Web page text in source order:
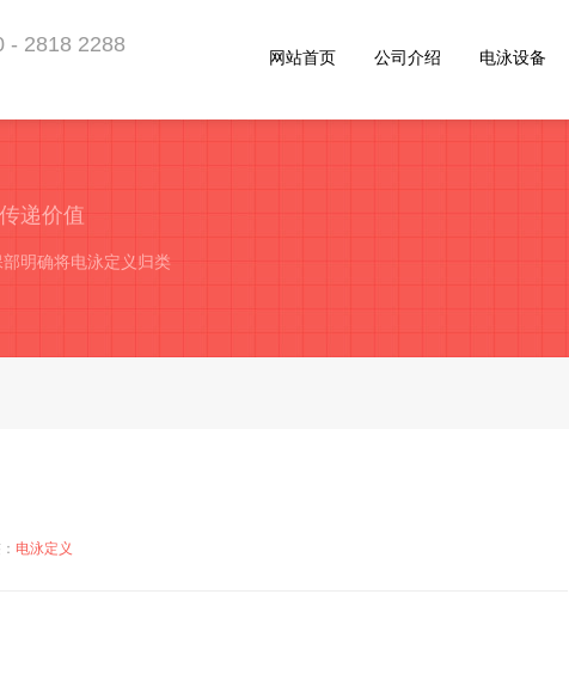
- 2818 2288
网站首页 公司介绍 电泳设备
递价值
明确将电泳定义归类
电泳定义